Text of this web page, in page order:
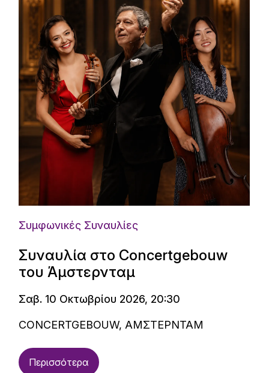
Συμφωνικές Συναυλίες
Συναυλία στο Concertgebouw
του Άμστερνταμ
Σαβ. 10 Οκτωβρίου 2026, 20:30
CONCERTGEBOUW, ΑΜΣΤΕΡΝΤΑΜ
Περισσότερα